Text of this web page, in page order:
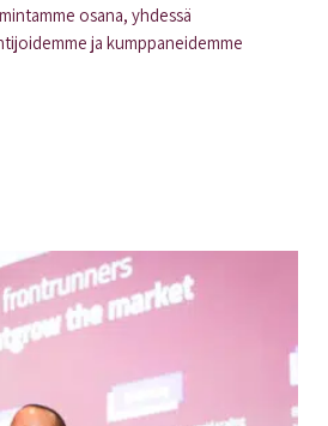
osana, yhdessä
ja kumppaneidemme